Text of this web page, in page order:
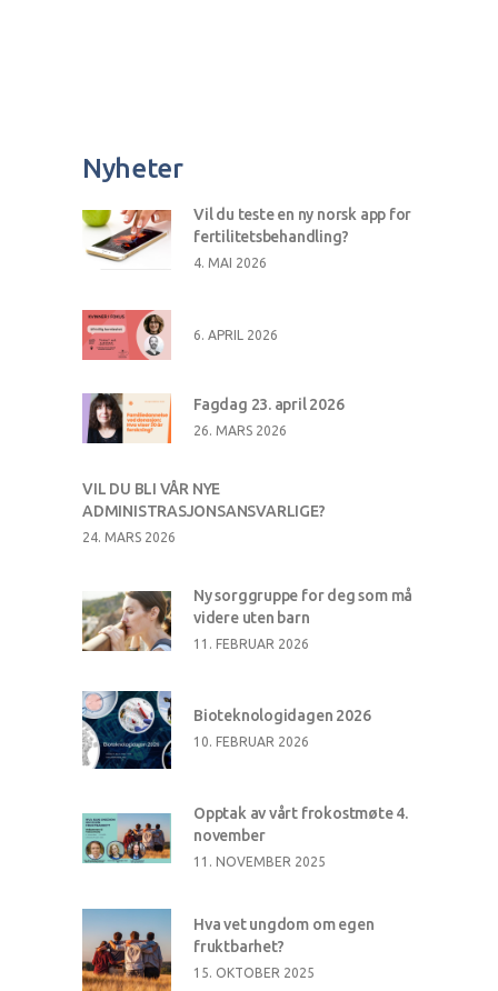
Nyheter
Vil du teste en ny norsk app for
fertilitetsbehandling?
4. MAI 2026
6. APRIL 2026
Fagdag 23. april 2026
26. MARS 2026
VIL DU BLI VÅR NYE
ADMINISTRASJONSANSVARLIGE?
24. MARS 2026
Ny sorggruppe for deg som må
videre uten barn
11. FEBRUAR 2026
Bioteknologidagen 2026
10. FEBRUAR 2026
Opptak av vårt frokostmøte 4.
november
11. NOVEMBER 2025
Hva vet ungdom om egen
fruktbarhet?
15. OKTOBER 2025